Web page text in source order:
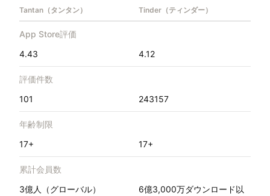
Tantan（タンタン） Tinder（ティンダー）
App Store評価
4.43
4.12
評価件数
101
243157
年齢制限
17+
17+
累計会員数
3億人（グローバル）
6億3,000万ダウンロード以